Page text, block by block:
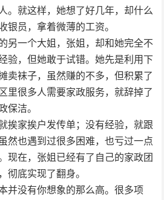
。就这样，她想了好几年，却什么
银员，拿着微薄的工资。
另一个大姐，张姐，却和她完全不
验，但她敢于试错。她先是利用下
卖袜子，虽然赚的不多，但积累了
里很多人需要家政服务，就辞掉了
保洁。
挨家挨户发传单；没有经验，就跟
然也遇到过很多困难，也亏过一点
现在，张姐已经有了自己的家政团
彻底实现了翻身。
并没有你想象的那么高。很多项